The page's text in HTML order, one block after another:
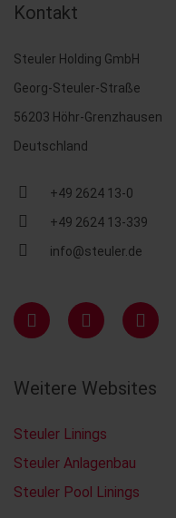
Kontakt
Steuler Holding GmbH
Georg-Steuler-Straße
56203 Höhr-Grenzhausen
Deutschland
+49 2624 13-0
+49 2624 13-339
info@steuler.de
Weitere Websites
Steuler Linings
Steuler Anlagenbau
Steuler Pool Linings